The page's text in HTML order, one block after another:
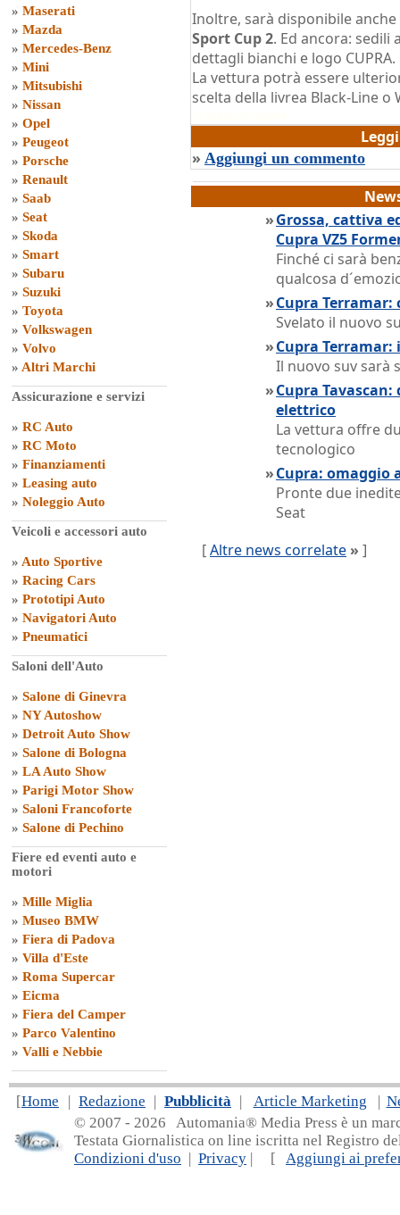
» Maserati
» Mazda
» Mercedes-Benz
» Mini
» Mitsubishi
» Nissan
» Opel
» Peugeot
» Porsche
» Renault
» Saab
» Seat
» Skoda
» Smart
» Subaru
» Suzuki
» Toyota
» Volkswagen
» Volvo
» Altri Marchi
Assicurazione e servizi
» RC Auto
» RC Moto
» Finanziamenti
» Leasing auto
» Noleggio Auto
Veicoli e accessori auto
» Auto Sportive
» Racing Cars
» Prototipi Auto
» Navigatori Auto
» Pneumatici
Saloni dell'Auto
» Salone di Ginevra
» NY Autoshow
» Detroit Auto Show
» Salone di Bologna
» LA Auto Show
» Parigi Motor Show
» Saloni Francoforte
» Salone di Pechino
Fiere ed eventi auto e
motori
» Mille Miglia
» Museo BMW
» Fiera di Padova
» Villa d'Este
» Roma Supercar
» Eicma
» Fiera del Camper
» Parco Valentino
» Valli e Nebbie
Inoltre, sarà disponibile
Sport Cup 2. Ed ancora: sedili
dettagli bianchi e logo CUPRA.
La vettura potrà essere
scelta della livrea Black-Line o
» Aggiungi un commento
»Grossa, cattiva
Cupra VZ5
Finché ci sarà
qualcosa
»Cupra
Svelato il nuovo
»Cupra
Il nuovo suv sarà
»Cupra
elettrico
La vettura offre
tecnologico
»Cupra: omaggio
Pronte due
Seat
[Altre news correlate » ]
[Home | Redazione | Pubblicità | Article Marketing |
© 2007 - 2026 Automania® Media Press è un
Testata Giornalistica on line iscritta nel Registro
Condizioni d'uso | Privacy | [ Aggiungi ai